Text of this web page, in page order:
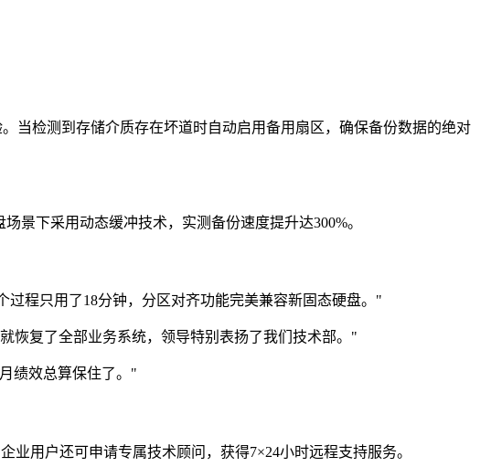
当检测到存储介质存在坏道时自动启用备用扇区，确保备份数据的绝对
景下采用动态缓冲技术，实测备份速度提升达300%。
程只用了18分钟，分区对齐功能完美兼容新固态硬盘。"
恢复了全部业务系统，领导特别表扬了我们技术部。"
绩效总算保住了。"
用户还可申请专属技术顾问，获得7×24小时远程支持服务。